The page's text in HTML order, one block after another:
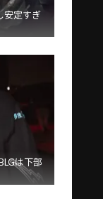
安定すぎ
は下部